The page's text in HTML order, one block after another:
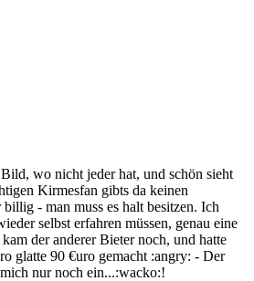
wo nicht jeder hat, und schön sieht
Kirmesfan gibts da keinen
- man muss es halt besitzen. Ich
selbst erfahren müssen, genau eine
der anderer Bieter noch, und hatte
glatte 90 €uro gemacht :angry: - Der
nur noch ein...:wacko:!